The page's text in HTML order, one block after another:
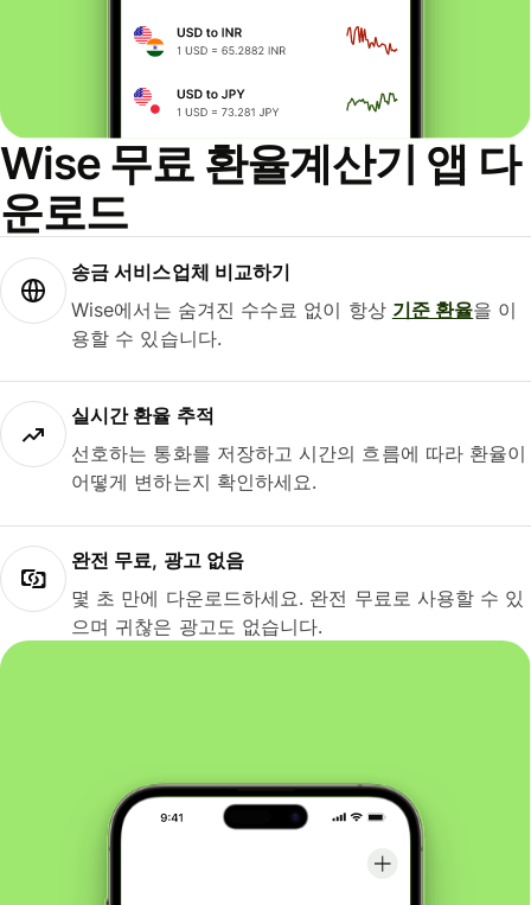
Wise 무료 환율계산기 앱 다
운로드
송금 서비스업체 비교하기
Wise에서는 숨겨진 수수료 없이 항상 기준 환율을 이
용할 수 있습니다.
실시간 환율 추적
선호하는 통화를 저장하고 시간의 흐름에 따라 환율이
어떻게 변하는지 확인하세요.
완전 무료, 광고 없음
몇 초 만에 다운로드하세요. 완전 무료로 사용할 수 있
으며 귀찮은 광고도 없습니다.